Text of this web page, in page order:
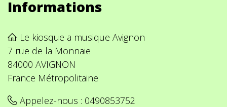
Informations
Le kiosque a musique Avignon
7 rue de la Monnaie
84000 AVIGNON
France Métropolitaine
Appelez-nous : 0490853752